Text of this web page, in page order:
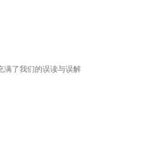
满了我们的误读与误解